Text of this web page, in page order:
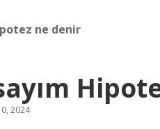
ne denir
2024